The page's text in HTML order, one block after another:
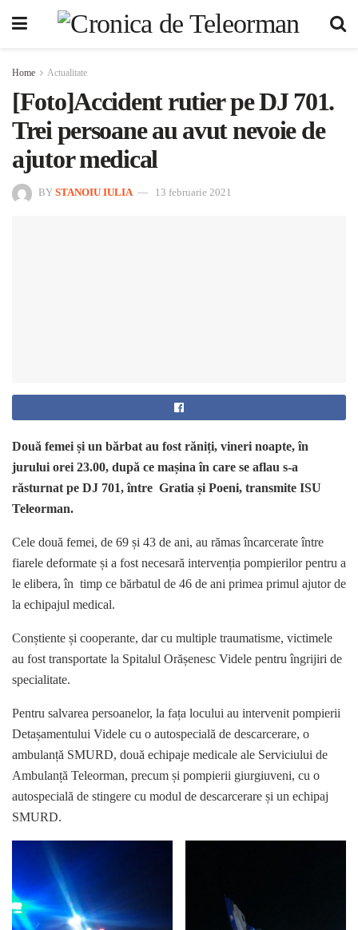
Home Actualitate
[Foto]Accident rutier pe DJ 701.
Trei persoane au avut nevoie de
ajutor medical
BY STANOIU IULIA 13 februarie 2021
Două femei și un bărbat au fost răniți, vineri noapte, în
jurului orei 23.00, după ce mașina în care se aflau s-a
răsturnat pe DJ 701, între Gratia și Poeni, transmite ISU
Teleorman.
Cele două femei, de 69 și 43 de ani, au rămas încarcerate între
fiarele deformate și a fost necesară intervenția pompierilor pentru a
le elibera, în timp ce bărbatul de 46 de ani primea primul ajutor de
la echipajul medical.
Conștiente și cooperante, dar cu multiple traumatisme, victimele
au fost transportate la Spitalul Orășenesc Videle pentru îngrijiri de
specialitate.
Pentru salvarea persoanelor, la fața locului au intervenit pompierii
Detașamentului Videle cu o autospecială de descarcerare, o
ambulanță SMURD, două echipaje medicale ale Serviciului de
Ambulanță Teleorman, precum și pompierii giurgiuveni, cu o
autospecială de stingere cu modul de descarcerare și un echipaj
SMURD.